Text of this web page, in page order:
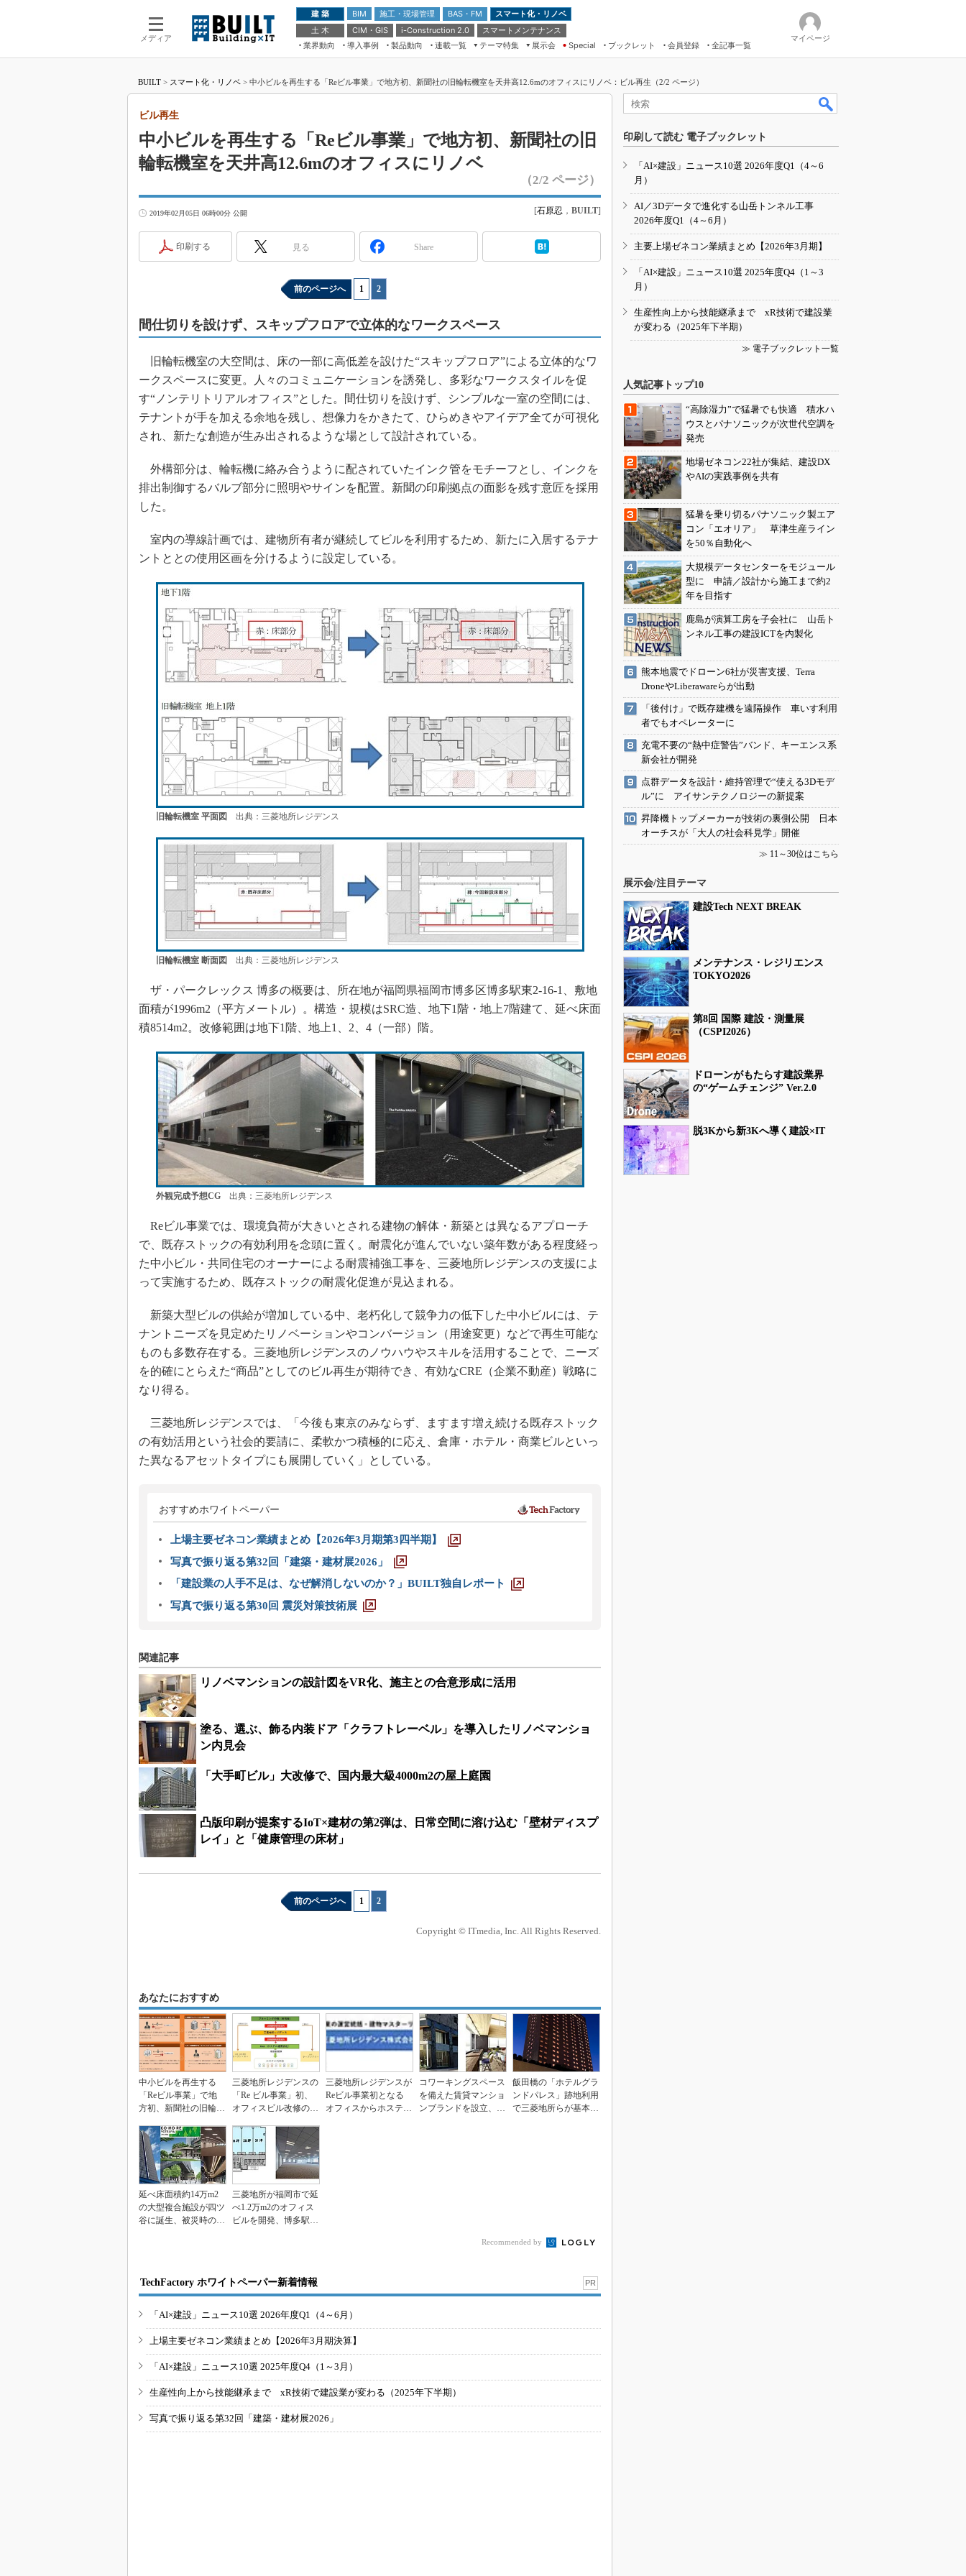
メディア
建 築 BIM 施工・現場管理 BAS・FM
スマート化・リノベ
土 木
CIM・GIS i-Construction 2.0
スマートメンテナンス
業界動向
導入事例 製品動向 連載一覧
テーマ特集
ドローンがもたらす建設業界の“ゲー
ムチェンジ” Ver.2.0
“Society5.0”時代のスマートビル
VR／ARが描くモノづくりのミライ
展示会
第8回 国際 建設・測量展
築・土木・不動産の先端技術展－
Japan Drone 2023
2020
メンテナンス・レジリエンスTOKYO
Special ブックレット 会員登録 全記事一覧
マイページ
BUILT > スマート化・リノベ > 中小ビルを再生する「Reビル事業」で地方初、新聞社の旧輪転機室を天井高12.6mのオフィスにリノベ：ビル再生（2/2 ページ）
中小ビルを再生する「Reビル事業」で地方初、新聞社の旧
輪転機室を天井高12.6mのオフィスにリノベ
ビル再生
（2/2 ページ）
2019年02月05日 06時00分 公開 [石原忍 ， BUILT]
印刷する 見る Share
前のページへ 1 2
間仕切りを設けず、スキップフロアで立体的なワークスペース
旧輪転機室の大空間は、床の一部に高低差を設けた“スキップフロア”による立体的なワ
ークスペースに変更。人々のコミュニケーションを誘発し、多彩なワークスタイルを促
す“ノンテリトリアルオフィス”とした。間仕切りを設けず、シンプルな一室の空間には、
テナントが手を加える余地を残し、想像力をかきたて、ひらめきやアイデア全てが可視化
され、新たな創造が生み出されるような場として設計されている。
外構部分は、輪転機に絡み合うように配されていたインク管をモチーフとし、インクを
排出制御するバルブ部分に照明やサインを配置。新聞の印刷拠点の面影を残す意匠を採用
した。
室内の導線計画では、建物所有者が継続してビルを利用するため、新たに入居するテナ
ントととの使用区画を分けるように設定している。
旧輪転機室 平面図 出典：三菱地所レジデンス
旧輪転機室 断面図 出典：三菱地所レジデンス
ザ・パークレックス 博多の概要は、所在地が福岡県福岡市博多区博多駅東2-16-1、敷地
面積が1996m2（平方メートル）。構造・規模はSRC造、地下1階・地上7階建て、延べ床面
積8514m2。改修範囲は地下1階、地上1、2、4（一部）階。
外観完成予想CG出典：三菱地所レジデンス
Reビル事業では、環境負荷が大きいとされる建物の解体・新築とは異なるアプローチ
で、既存ストックの有効利用を念頭に置く。耐震化が進んでいない築年数がある程度経っ
た中小ビル・共同住宅のオーナーによる耐震補強工事を、三菱地所レジデンスの支援によ
って実施するため、既存ストックの耐震化促進が見込まれる。
新築大型ビルの供給が増加している中、老朽化して競争力の低下した中小ビルには、テ
ナントニーズを見定めたリノベーションやコンバージョン（用途変更）などで再生可能な
ものも多数存在する。三菱地所レジデンスのノウハウやスキルを活用することで、ニーズ
を的確にとらえた“商品”としてのビル再生が期待でき、有効なCRE（企業不動産）戦略に
なり得る。
三菱地所レジデンスでは、「今後も東京のみならず、ますます増え続ける既存ストック
の有効活用という社会的要請に、柔軟かつ積極的に応え、倉庫・ホテル・商業ビルといっ
た異なるアセットタイプにも展開していく」としている。
おすすめホワイトペーパー
上場主要ゼネコン業績まとめ【2026年3月期第3四半期】
写真で振り返る第32回「建築・建材展2026」
「建設業の人手不足は、なぜ解消しないのか？」BUILT独自レポート
写真で振り返る第30回 震災対策技術展
関連記事
リノベマンションの設計図をVR化、施主との合意形成に活用
塗る、選ぶ、飾る内装ドア「クラフトレーベル」を導入したリノベマンショ
ン内見会
「大手町ビル」大改修で、国内最大級4000m2の屋上庭園
凸版印刷が提案するIoT×建材の第2弾は、日常空間に溶け込む「壁材ディスプ
レイ」と「健康管理の床材」
前のページへ 1 2
Copyright © ITmedia, Inc. All Rights Reserved.
あなたにおすすめ
中小ビルを再生する
「Reビル事業」で地
方初、新聞社の旧輪転
三菱地所レジデンスの
「Re ビル事業」初、
オフィスビル改修のホ
三菱地所レジデンスが
Reビル事業初となる
オフィスからホステル
コワーキングスペース
を備えた賃貸マンショ
ンブランドを設立、三
飯田橋の「ホテルグラ
ンドパレス」跡地利用
で三菱地所らが基本協
延べ床面積約14万m2
の大型複合施設が四ツ
谷に誕生、被災時の設
三菱地所が福岡市で延
べ1.2万m2のオフィス
ビルを開発、博多駅直
Recommended by
TechFactory ホワイトペーパー新着情報 PR
「AI×建設」ニュース10選 2026年度Q1（4～6月）
上場主要ゼネコン業績まとめ【2026年3月期決算】
「AI×建設」ニュース10選 2025年度Q4（1～3月）
生産性向上から技能継承まで xR技術で建設業が変わる（2025年下半期）
写真で振り返る第32回「建築・建材展2026」
印刷して読む 電子ブックレット
「AI×建設」ニュース10選 2026年度Q1（4～6
月）
AI／3Dデータで進化する山岳トンネル工事
2026年度Q1（4～6月）
主要上場ゼネコン業績まとめ【2026年3月期】
「AI×建設」ニュース10選 2025年度Q4（1～3
月）
生産性向上から技能継承まで xR技術で建設業
が変わる（2025年下半期）
≫ 電子ブックレット一覧
人気記事トップ10
“高除湿力”で猛暑でも快適 積水ハ
ウスとパナソニックが次世代空調を
発売
地場ゼネコン22社が集結、建設DX
やAIの実践事例を共有
猛暑を乗り切るパナソニック製エア
コン「エオリア」 草津生産ライン
を50％自動化へ
大規模データセンターをモジュール
型に 申請／設計から施工まで約2
年を目指す
鹿島が演算工房を子会社に 山岳ト
ンネル工事の建設ICTを内製化
熊本地震でドローン6社が災害支援、Terra
DroneやLiberawareらが出動
「後付け」で既存建機を遠隔操作 車いす利用
者でもオペレーターに
充電不要の“熱中症警告”バンド、キーエンス系
新会社が開発
点群データを設計・維持管理で“使える3Dモデ
ル”に アイサンテクノロジーの新提案
昇降機トップメーカーが技術の裏側公開 日本
オーチスが「大人の社会科見学」開催
≫ 11～30位はこちら
展示会/注目テーマ
建設Tech NEXT BREAK
メンテナンス・レジリエンス
TOKYO2026
第8回 国際 建設・測量展
（CSPI2026）
ドローンがもたらす建設業界
の“ゲームチェンジ” Ver.2.0
脱3Kから新3Kへ導く建設×IT